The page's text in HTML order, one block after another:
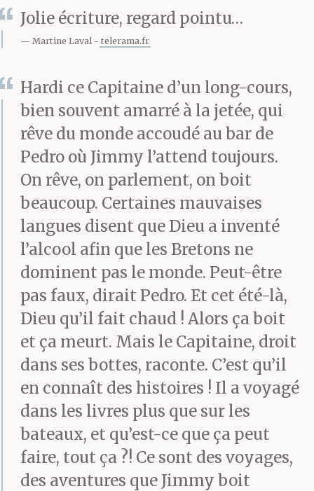
lui tape sur l’épaule. Se
remémore de vieux
«Jimmy, du temps où tu
tournoyais dans les airs
comme un oiseau en
cage, on avait peur,
nous ici, que la
mécanique soudain
défaille à cause des
vents fous et que tu
finisses aplati, rétamé,
réduit en becquetées
fines idéales pour le
hors d’œuvre des
goélands nichant sur
Jolie écriture, regard pointu…
Martine Laval telerama.fr
Hardi ce Capitaine d’un long-cours,
bien souvent amarré à la jetée, qui
rêve du monde accoudé au bar de
Pedro où Jimmy l’attend toujours.
On rêve, on parlement, on boit
beaucoup. Certaines mauvaises
langues disent que Dieu a inventé
l’alcool afin que les Bretons ne
dominent pas le monde. Peut-être
pas faux, dirait Pedro. Et cet été-là,
Dieu qu’il fait chaud ! Alors ça boit
et ça meurt. Mais le Capitaine, droit
dans ses bottes, raconte. C’est qu’il
en connaît des histoires ! Il a voyagé
dans les livres plus que sur les
bateaux, et qu’est-ce que ça peut
faire, tout ça ?! Ce sont des voyages,
des aventures que Jimmy boit